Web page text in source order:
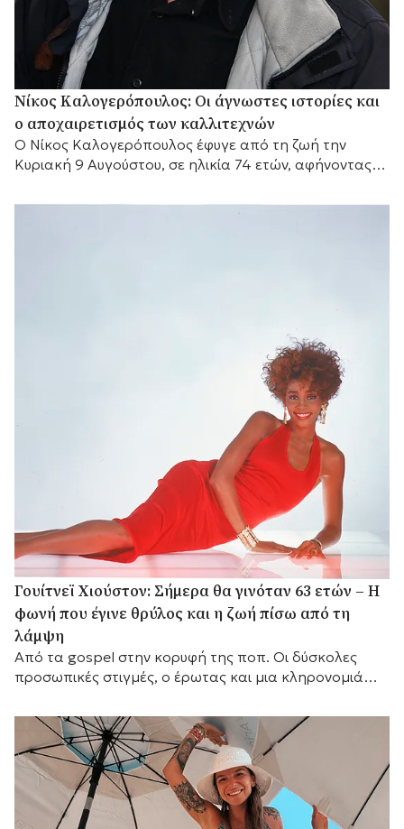
Νίκος Καλογερόπουλος: Οι άγνωστες ιστορίες και
ο αποχαιρετισμός των καλλιτεχνών
Ο Νίκος Καλογερόπουλος έφυγε από τη ζωή την
Κυριακή 9 Αυγούστου, σε ηλικία 74 ετών, αφήνοντας
Γουίτνεϊ Χιούστον: Σήμερα θα γινόταν 63 ετών – Η
φωνή που έγινε θρύλος και η ζωή πίσω από τη
λάμψη
Από τα gospel στην κορυφή της ποπ. Οι δύσκολες
προσωπικές στιγμές, ο έρωτας και μια κληρονομιά